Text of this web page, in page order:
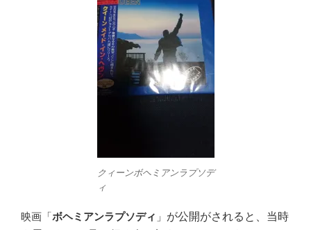
クィーンボヘミアンラプソデ
ィ
映画「ボヘミアンラプソディ 」 が公開がされると、当時